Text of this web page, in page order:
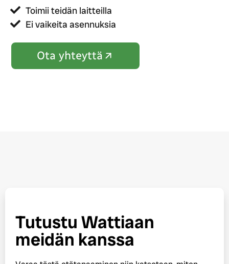
Toimii teidän laitteilla
Ei vaikeita asennuksia
Ota yhteyttä
Tutustu Wattiaan
meidän kanssa